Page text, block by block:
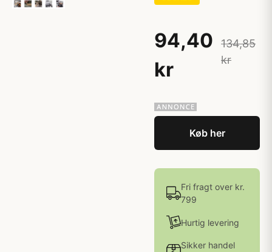
94,40
kr
134,85
kr
Køb her
Fri fragt over kr.
799
Hurtig levering
Sikker handel